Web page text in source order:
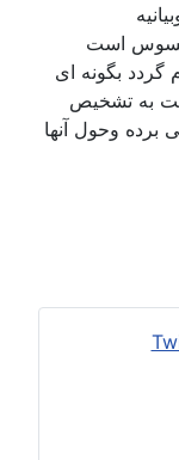
است
بگونه ای
به تشخیص
برده وحول آنها